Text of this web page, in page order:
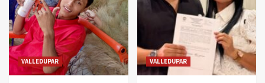
VALLEDUPAR VALLEDUPAR